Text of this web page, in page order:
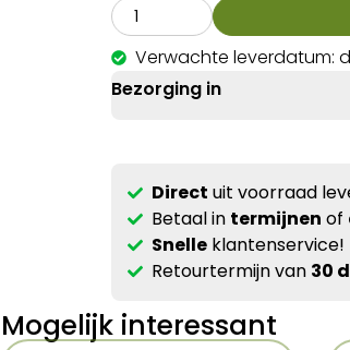
Verwachte leverdatum:
Bezorging in
Direct uit voorraad
Betaal in termijnen of
Snelle klantenservice!
Retourtermijn van 30
Mogelijk interessant